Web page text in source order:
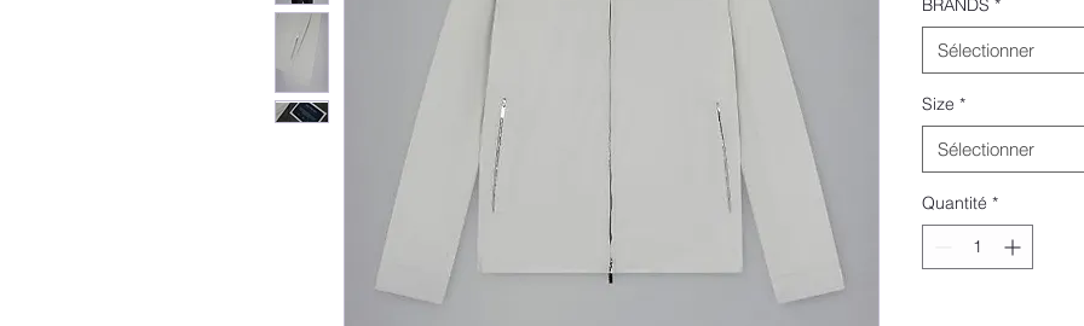
BRANDS *
Sélectionner
Size *
Sélectionner
Quantité *